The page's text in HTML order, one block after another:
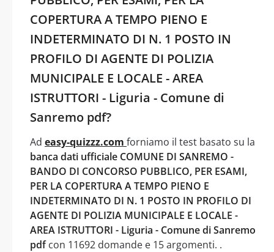
COPERTURA A TEMPO PIENO E
INDETERMINATO DI N. 1 POSTO IN
PROFILO DI AGENTE DI POLIZIA
MUNICIPALE E LOCALE - AREA
ISTRUTTORI - Liguria - Comune di
Sanremo pdf?
Ad easy-quizzz.com forniamo il test basato su la
banca dati ufficiale COMUNE DI SANREMO -
BANDO DI CONCORSO PUBBLICO, PER ESAMI,
PER LA COPERTURA A TEMPO PIENO E
INDETERMINATO DI N. 1 POSTO IN PROFILO DI
AGENTE DI POLIZIA MUNICIPALE E LOCALE -
AREA ISTRUTTORI - Liguria - Comune di Sanremo
pdfcon 11692 domande e 15 argomenti. .